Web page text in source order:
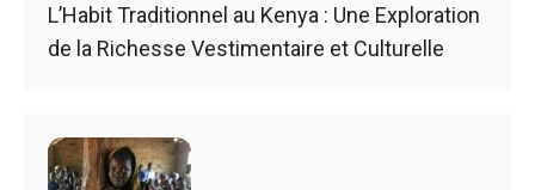
L’Habit Traditionnel au Kenya : Une Exploration
de la Richesse Vestimentaire et Culturelle